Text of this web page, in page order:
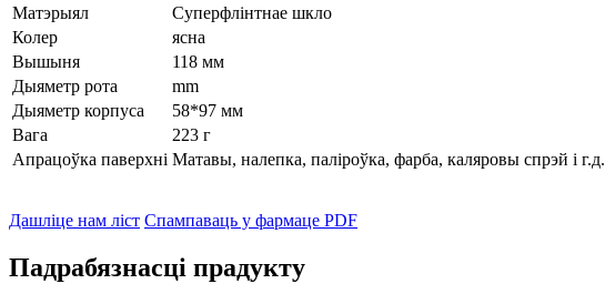
Матэрыял
Суперфлінтнае шкло
Колер
ясна
Вышыня
118 мм
Дыяметр рота
mm
Дыяметр корпуса
58*97 мм
Вага
223 г
Апрацоўка паверхні Матавы, налепка, паліроўка, фарба, каляровы спрэй і г.д.
Дашліце нам ліст Спампаваць у фармаце PDF
Падрабязнасці прадукту